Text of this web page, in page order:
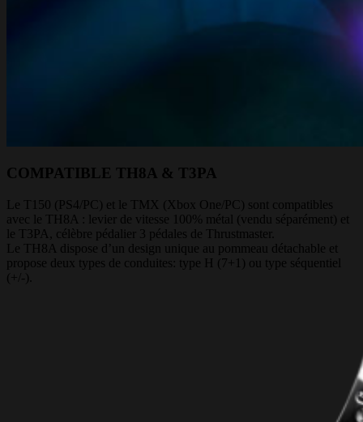
COMPATIBLE TH8A & T3PA
Le T150 (PS4/PC) et le TMX (Xbox One/PC) sont compatibles
avec le TH8A : levier de vitesse 100% métal (vendu séparément) et
le T3PA, célèbre pédalier 3 pédales de Thrustmaster.
Le TH8A dispose d’un design unique au pommeau détachable et
propose deux types de conduites: type H (7+1) ou type séquentiel
(+/-).